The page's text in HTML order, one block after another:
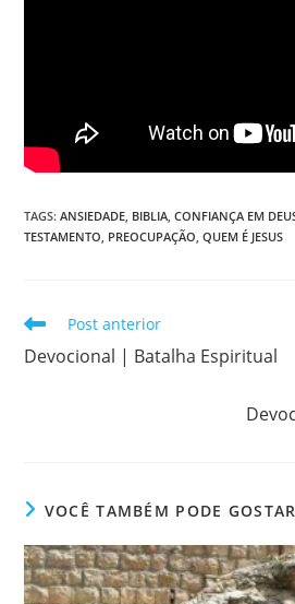
TAGS:ANSIEDADE, BIBLIA, CONFIANÇA EM
TESTAMENTO, PREOCUPAÇÃO, QUEM É JESUS
Post anterior
Devocional | Batalha Espiritual
VOCÊ TAMBÉM PODE GOSTAR